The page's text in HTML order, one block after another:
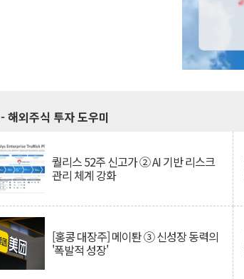
- 해외주식 투자 도우미
퀄리스 52주 신고가 ② AI 기반 리스크
관리 체계 강화
[홍콩 대장주] 메이퇀 ③ 신성장 동력의
'폭발적 성장'